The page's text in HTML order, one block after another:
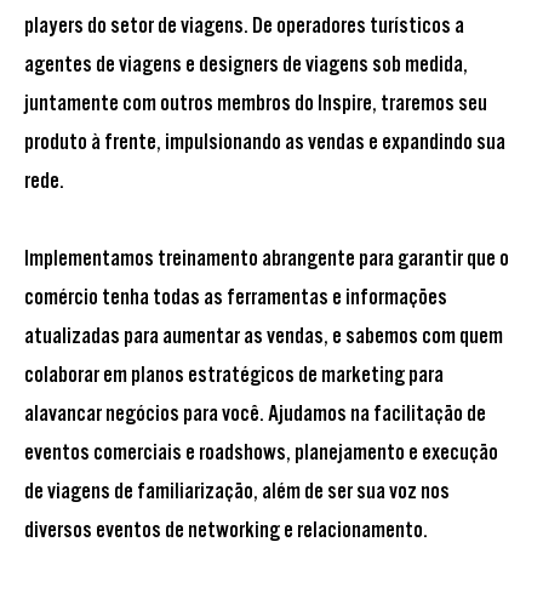
players do setor de viagens. De operadores turísticos a
agentes de viagens e designers de viagens sob medida,
juntamente com outros membros do Inspire, traremos seu
produto à frente, impulsionando as vendas e expandindo sua
rede.
Implementamos treinamento abrangente para garantir que o
comércio tenha todas as ferramentas e informações
atualizadas para aumentar as vendas, e sabemos com quem
colaborar em planos estratégicos de marketing para
alavancar negócios para você. Ajudamos na facilitação de
eventos comerciais e roadshows, planejamento e execução
de viagens de familiarização, além de ser sua voz nos
diversos eventos de networking e relacionamento.